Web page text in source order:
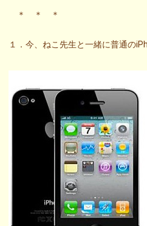
＊ ＊ ＊
１．今、ねこ先生と一緒に普通の